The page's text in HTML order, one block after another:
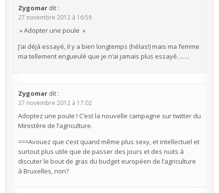
Zygomar dit :
27 novembre 2012 à 16:59
» Adopter une poule »
J’ai déjà essayé, il y a bien longtemps (hélas!) mais ma femme
ma tellement engueulé que je n’ai jamais plus essayé…….
Zygomar dit :
27 novembre 2012 à 17:02
Adoptez une poule ! C’est la nouvelle campagne sur twitter du
Ministère de l’agriculture.
===Avouez que c’est quand même plus sexy, et intellectuel et
surtout plus utile que de passer des jours et des nuits à
discuter le bout de gras du budget européen de l’agriculture
à Bruxelles, non?